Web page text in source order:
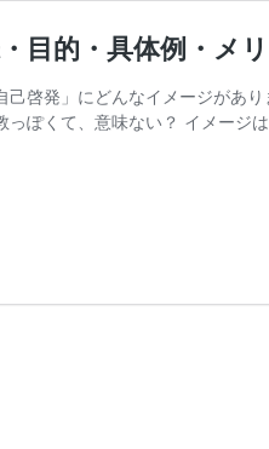
目的・具体例・メ
己啓発」にどんなイメージがあ
っぽくて、意味ない？ イメージ